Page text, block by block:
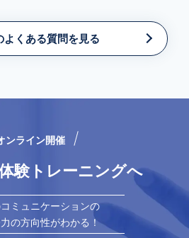
こちら
よくある質問を見る
ンライン開催
験トレーニングへ
ミュニケーションの
の方向性がわかる！